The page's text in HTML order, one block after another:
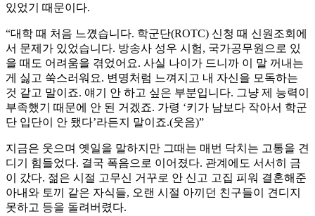
있었기 때문이다.
“대학 때 처음 느꼈습니다. 학군단(ROTC) 신청 때 신원조회에
서 문제가 있었습니다. 방송사 성우 시험, 국가공무원으로 있
을 때도 어려움을 겪었어요. 사실 나이가 드니까 이 말 꺼내는
게 싫고 쑥스러워요. 변명처럼 느껴지고 내 자신을 모독하는
것 같고 말이죠. 얘기 안 하고 싶은 부분입니다. 그냥 제 능력이
부족했기 때문에 안 된 거겠죠. 가령 ‘키가 남보다 작아서 학군
단 입단이 안 됐다’라든지 말이죠.(웃음)”
지금은 웃으며 옛일을 말하지만 그때는 매번 닥치는 고통을 견
디기 힘들었다. 결국 폭음으로 이어졌다. 관계에도 서서히 금
이 갔다. 젊은 시절 고무신 거꾸로 안 신고 고집 피워 결혼해준
아내와 토끼 같은 자식들, 오랜 시절 아끼던 친구들이 견디지
못하고 등을 돌려버렸다.